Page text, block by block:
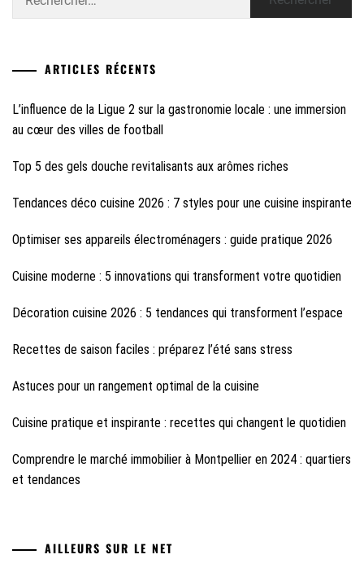
ARTICLES RÉCENTS
L’influence de la Ligue 2 sur la gastronomie locale : une immersion
au cœur des villes de football
Top 5 des gels douche revitalisants aux arômes riches
Tendances déco cuisine 2026 : 7 styles pour une cuisine inspirante
Optimiser ses appareils électroménagers : guide pratique 2026
Cuisine moderne : 5 innovations qui transforment votre quotidien
Décoration cuisine 2026 : 5 tendances qui transforment l’espace
Recettes de saison faciles : préparez l’été sans stress
Astuces pour un rangement optimal de la cuisine
Cuisine pratique et inspirante : recettes qui changent le quotidien
Comprendre le marché immobilier à Montpellier en 2024 : quartiers
et tendances
AILLEURS SUR LE NET